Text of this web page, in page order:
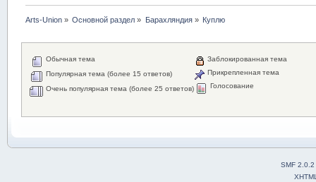
Arts-Union » Основной раздел » Барахляндия» Куплю
Обычная тема
Популярная тема (более 15 ответов)
Очень популярная тема (более 25 ответов)
Заблокированная тема
Прикрепленная тема
Голосование
SMF 2.0.2